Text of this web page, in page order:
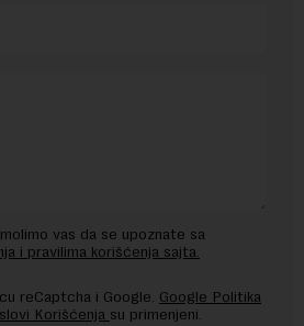
vas da se upoznate sa
i pravilima korišćenja sajta.
reCaptcha i Google. Google Politika
Korišćenja su primenjeni.